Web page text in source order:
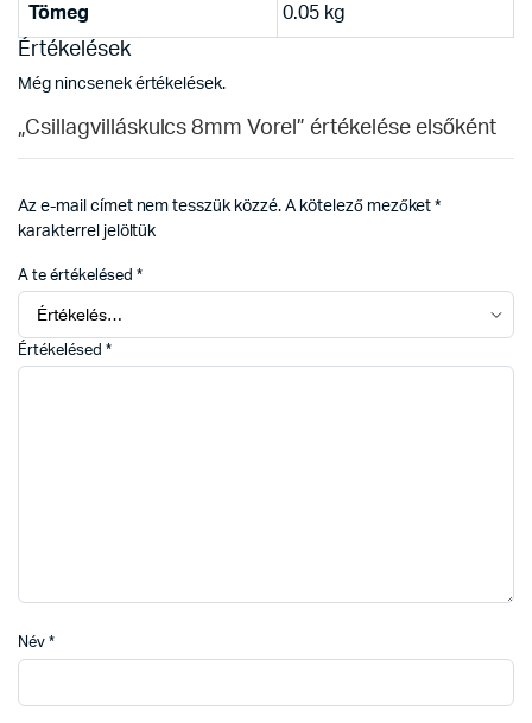
Tömeg 0.05 kg
Értékelések
Még nincsenek értékelések.
„Csillagvilláskulcs 8mm Vorel” értékelése elsőként
Az e-mail címet nem tesszük közzé. A kötelező mezőket*
karakterrel jelöltük
A te értékelésed *
Értékelésed *
Név *